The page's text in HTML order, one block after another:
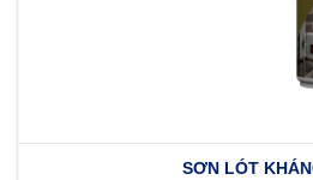
SƠN LÓT